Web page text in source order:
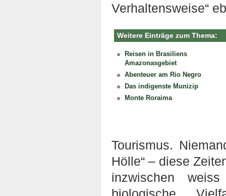
Verhaltensweise“
Weitere Einträge zum Thema:
Reisen in Brasiliens
Amazonasgebiet
Abenteuer am Rio Negro
Das indigenste Munizip
Monte Roraima
Tourismus.
Hölle“ – diese
inzwischen